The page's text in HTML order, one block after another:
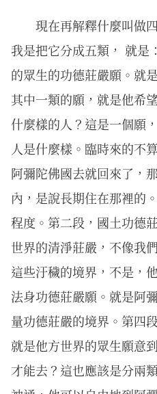
現在再解釋什麼叫做
我是把它分成五類， 就是
的眾生的功德莊嚴願。就
其中一類的願，就是他希
什麼樣的人？這是一個願
人是什麼樣。臨時來的不
阿彌陀佛國去就回來了，
內，是說長期住在那裡的
程度。第二段，國土功德
世界的清淨莊嚴，不像我
這些汙穢的境界，不是，
法身功德莊嚴願。就是阿
量功德莊嚴的境界。第四
就是他方世界的眾生願意
才能去？這也應該是分兩